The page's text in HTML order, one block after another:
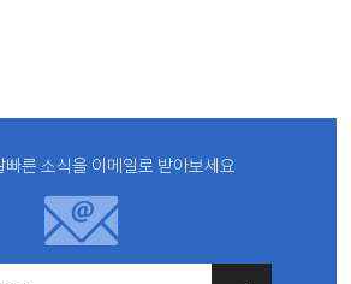
른 소식을 이메일로 받아보세요